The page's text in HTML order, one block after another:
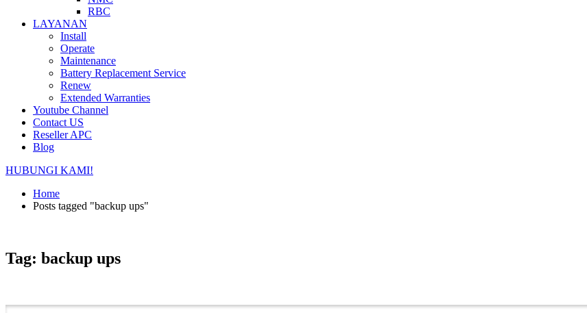
RBC
LAYANAN
Install
Operate
Maintenance
Battery Replacement Service
Renew
Extended Warranties
Youtube Channel
Contact US
Reseller APC
Blog
HUBUNGI KAMI!
Home
Posts tagged "backup ups"
Tag: backup ups